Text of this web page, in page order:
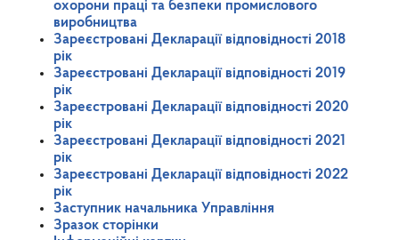
охорони праці та безпеки промислового
виробництва
Зареєстровані Декларації відповідності 2018
рік
Зареєстровані Декларації відповідності 2019
рік
Зареєстровані Декларації відповідності 2020
рік
Зареєстровані Декларації відповідності 2021
рік
Зареєстровані Декларації відповідності 2022
рік
Заступник начальника Управління
Зразок сторінки